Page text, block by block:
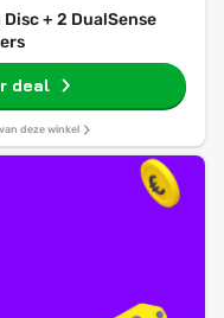
+ 2 DualSense
deal
deze winkel